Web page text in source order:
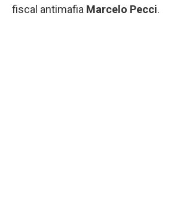
fiscal antimafia Marcelo Pecci.